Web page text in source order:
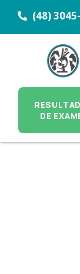
(48)
DE